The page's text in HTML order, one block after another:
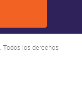
Todos los derechos